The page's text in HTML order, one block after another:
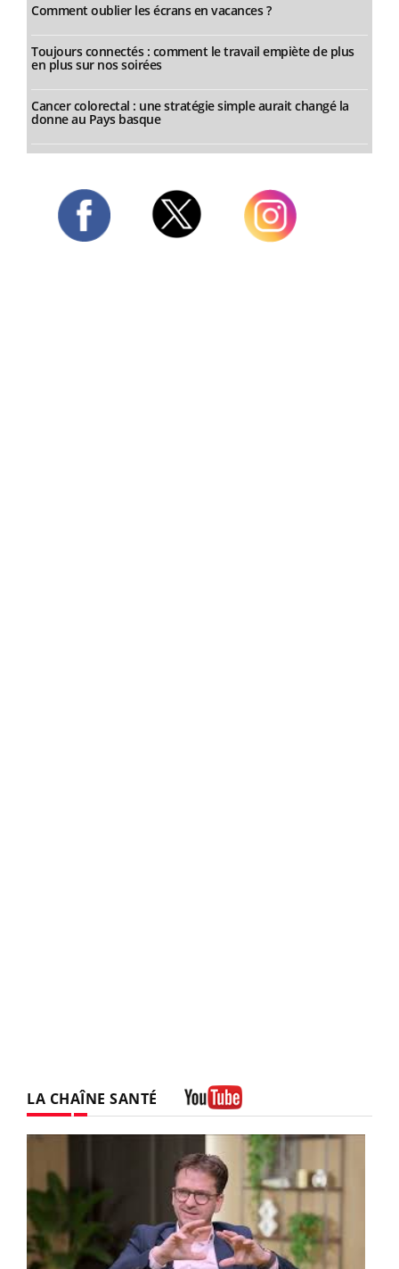
Comment oublier les écrans en vacances ?
Toujours connectés : comment le travail empiète de plus
en plus sur nos soirées
Cancer colorectal : une stratégie simple aurait changé la
donne au Pays basque
LA CHAÎNE SANTÉ